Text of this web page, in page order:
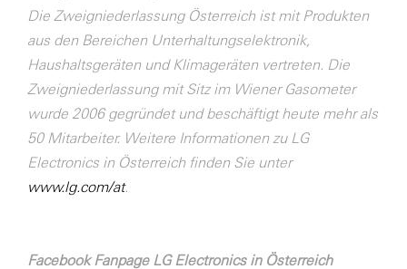
Die Zweigniederlassung Österreich ist mit Produkten
aus den Bereichen Unterhaltungselektronik,
Haushaltsgeräten und Klimageräten vertreten. Die
Zweigniederlassung mit Sitz im Wiener Gasometer
wurde 2006 gegründet und beschäftigt heute mehr als
50 Mitarbeiter. Weitere Informationen zu LG
Electronics in Österreich finden Sie unter
www.lg.com/at.
Facebook Fanpage LG Electronics in Österreich